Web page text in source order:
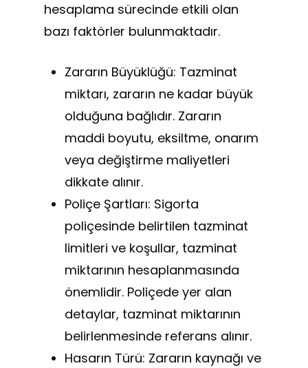
hesaplama sürecinde etkili olan
bazı faktörler bulunmaktadır.
Zararın Büyüklüğü: Tazminat
miktarı, zararın ne kadar büyük
olduğuna bağlıdır. Zararın
maddi boyutu, eksiltme, onarım
veya değiştirme maliyetleri
dikkate alınır.
Poliçe Şartları: Sigorta
poliçesinde belirtilen tazminat
limitleri ve koşullar, tazminat
miktarının hesaplanmasında
önemlidir. Poliçede yer alan
detaylar, tazminat miktarının
belirlenmesinde referans alınır.
Hasarın Türü: Zararın kaynağı ve